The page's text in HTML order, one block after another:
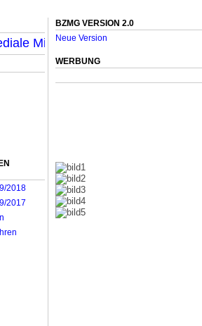
Mit-Mach-Zeitung für
BZMG VERSION 2.0
Neue Version
WERBUNG